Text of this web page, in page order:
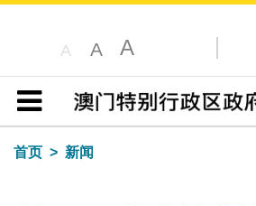
A A A
目录
首页
新闻